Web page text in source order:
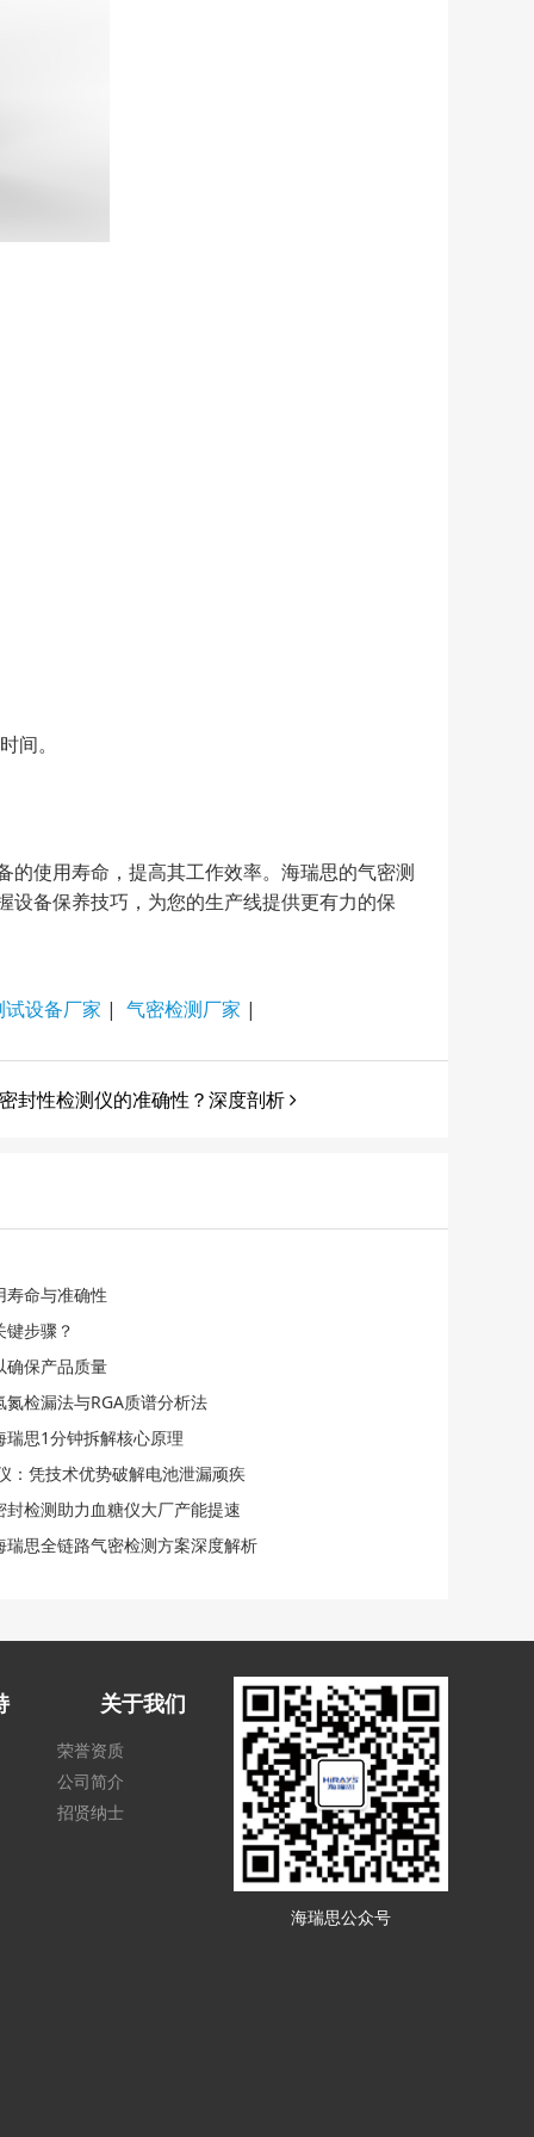
间。
使用寿命，提高其工作效率。海瑞思的气密测
备保养技巧，为您的生产线提供更有力的保
试设备厂家 | 气密检测厂家 |
封性检测仪的准确性？深度剖析
寿命与准确性
键步骤？
确保产品质量
检漏法与RGA质谱分析法
瑞思1分钟拆解核心原理
：凭技术优势破解电池泄漏顽疾
检测助力血糖仪大厂产能提速
瑞思全链路气密检测方案深度解析
海瑞思公众号
关于我们
荣誉资质
公司简介
招贤纳士